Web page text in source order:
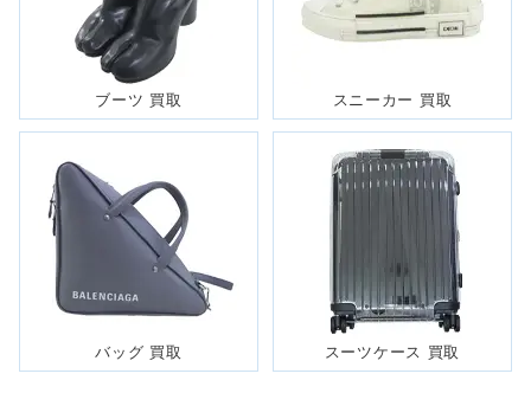
ブーツ 買取 スニーカー 買取
バッグ 買取 スーツケース 買取